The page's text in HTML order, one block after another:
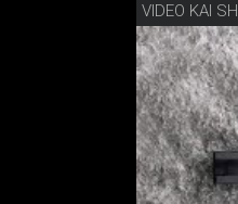
VIDEO KAI